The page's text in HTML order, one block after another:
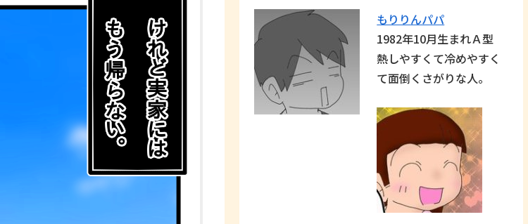
もりりんパパ
1982年10月生まれＡ型
熱しやすくて冷めやすく
て面倒くさがりな人。